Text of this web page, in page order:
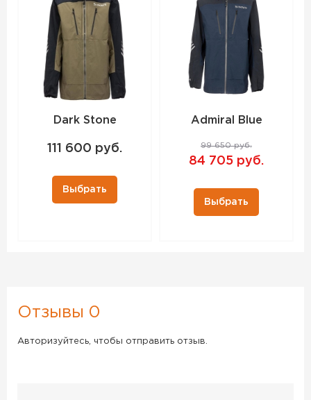
Dark Stone
111 600 руб.
Выбрать
Admiral Blue
99 650 руб.
84 705 руб.
Выбрать
Отзывы 0
Авторизуйтесь, чтобы отправить отзыв.